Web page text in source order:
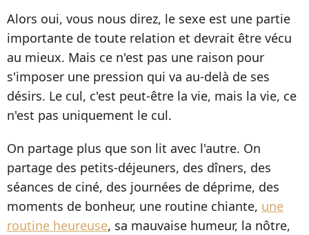
Alors oui, vous nous direz, le sexe est une partie
importante de toute relation et devrait être vécu
au mieux. Mais ce n'est pas une raison pour
s'imposer une pression qui va au-delà de ses
désirs. Le cul, c'est peut-être la vie, mais la vie, ce
n'est pas uniquement le cul.
On partage plus que son lit avec l'autre. On
partage des petits-déjeuners, des dîners, des
séances de ciné, des journées de déprime, des
moments de bonheur, une routine chiante, une
routine heureuse, sa mauvaise humeur, la nôtre,